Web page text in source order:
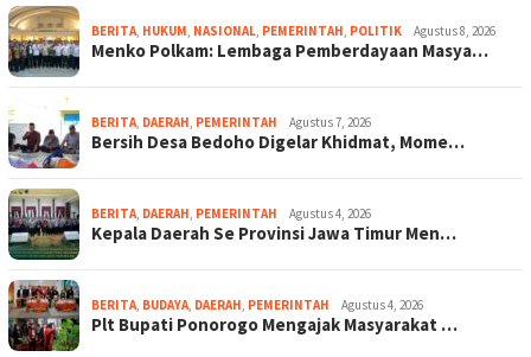
BERITA, HUKUM, NASIONAL, PEMERINTAH, POLITIK Agustus 8, 2026
Menko Polkam: Lembaga Pemberdayaan Masya…
BERITA, DAERAH, PEMERINTAH Agustus 7, 2026
Bersih Desa Bedoho Digelar Khidmat, Mome…
BERITA, DAERAH, PEMERINTAH Agustus 4, 2026
Kepala Daerah Se Provinsi Jawa Timur Men…
BERITA, BUDAYA, DAERAH, PEMERINTAH Agustus 4, 2026
Plt Bupati Ponorogo Mengajak Masyarakat …